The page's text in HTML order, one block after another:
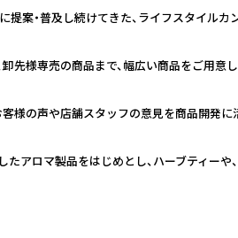
に提案・普及し続けてきた、ライフスタイ
先様専売の商品まで、幅広い商品をご用意し
様の声や店舗スタッフの意見を商品開発
たアロマ製品をはじめとし、ハーブティー